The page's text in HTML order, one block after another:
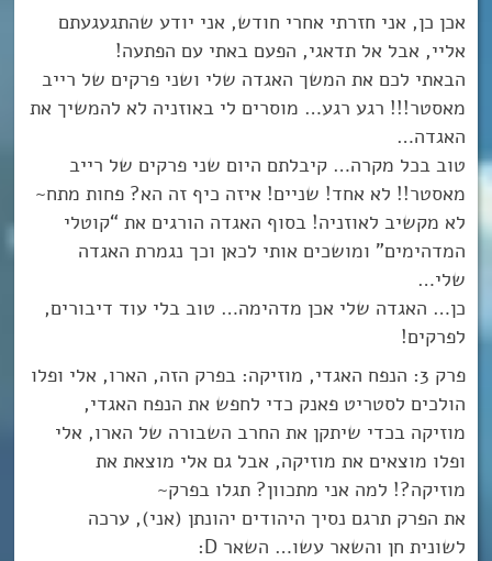
אכן כן, אני חזרתי אחרי חודש, אני יודע שהתגעגעתם
אליי, אבל אל תדאגי, הפעם באתי עם הפתעה!
הבאתי לכם את המשך האגדה שלי ושני פרקים של רייב
מאסטר!!! רגע רגע… מוסרים לי באוזניה לא להמשיך את
האגדה…
טוב בכל מקרה… קיבלתם היום שני פרקים של רייב
מאסטר!! לא אחד! שניים! איזה כיף זה הא? פחות מתח~
לא מקשיב לאוזניה! בסוף האגדה הורגים את “קוטלי
המדהימים” ומושכים אותי לכאן וכך נגמרת האגדה
שלי…
כן… האגדה שלי אכן מדהימה… טוב בלי עוד דיבורים,
לפרקים!
פרק 3: הנפח האגדי, מוזיקה: בפרק הזה, הארו, אלי ופלו
הולכים לסטריט פאנק כדי לחפש את הנפח האגדי,
מוזיקה בכדי שיתקן את החרב השבורה של הארו, אלי
ופלו מוצאים את מוזיקה, אבל גם אלי מוצאת את
מוזיקה?! למה אני מתכוון? תגלו בפרק~
את הפרק תרגם נסיך היהודים יהונתן (אני), ערכה
לשונית חן והשאר עשו… השאר D: